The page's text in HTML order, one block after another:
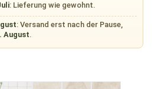
: Lieferung wie gewohnt.
: Versand erst nach der Pause,
August.